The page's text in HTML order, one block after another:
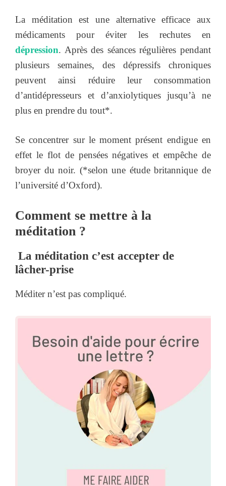
La méditation est une alternative efficace aux
médicaments pour éviter les rechutes en
dépression. Après des séances régulières pendant
plusieurs semaines, des dépressifs chroniques
peuvent ainsi réduire leur consommation
d’antidépresseurs et d’anxiolytiques jusqu’à ne
plus en prendre du tout*.
Se concentrer sur le moment présent endigue en
effet le flot de pensées négatives et empêche de
broyer du noir. (*selon une étude britannique de
l’université d’Oxford).
Comment se mettre à la
méditation ?
La méditation c’est accepter de
lâcher-prise
Méditer n’est pas compliqué.